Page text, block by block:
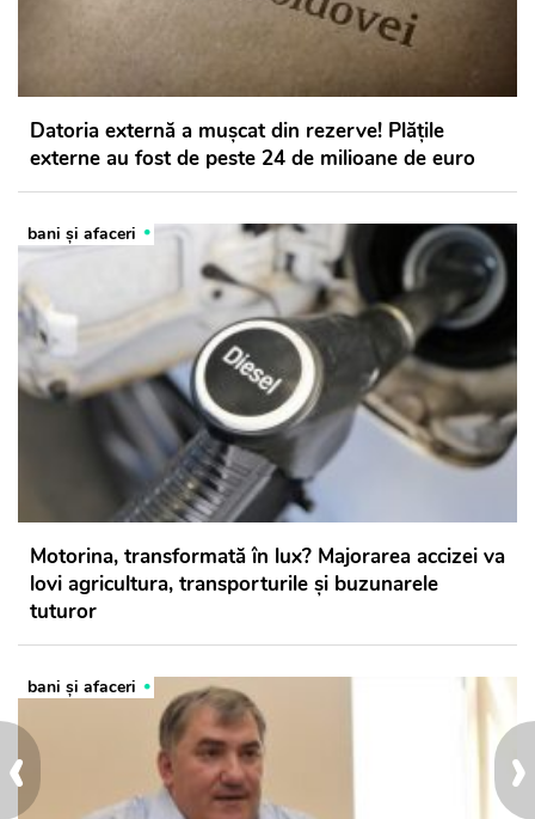
›
‹
Datoria externă a mușcat din rezerve! Plățile
externe au fost de peste 24 de milioane de euro
bani și afaceri
Motorina, transformată în lux? Majorarea accizei va
lovi agricultura, transporturile și buzunarele
tuturor
bani și afaceri